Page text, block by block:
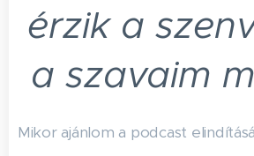
érzik a
a szavaim
Mikor ajánlom a podcast